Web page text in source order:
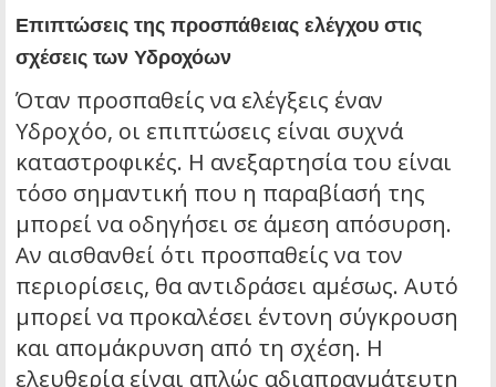
Επιπτώσεις της προσπάθειας ελέγχου στις
σχέσεις των Υδροχόων
Όταν προσπαθείς να ελέγξεις έναν
Υδροχόο, οι επιπτώσεις είναι συχνά
καταστροφικές. Η ανεξαρτησία του είναι
τόσο σημαντική που η παραβίασή της
μπορεί να οδηγήσει σε άμεση απόσυρση.
Αν αισθανθεί ότι προσπαθείς να τον
περιορίσεις, θα αντιδράσει αμέσως. Αυτό
μπορεί να προκαλέσει έντονη σύγκρουση
και απομάκρυνση από τη σχέση. Η
ελευθερία είναι απλώς αδιαπραγμάτευτη